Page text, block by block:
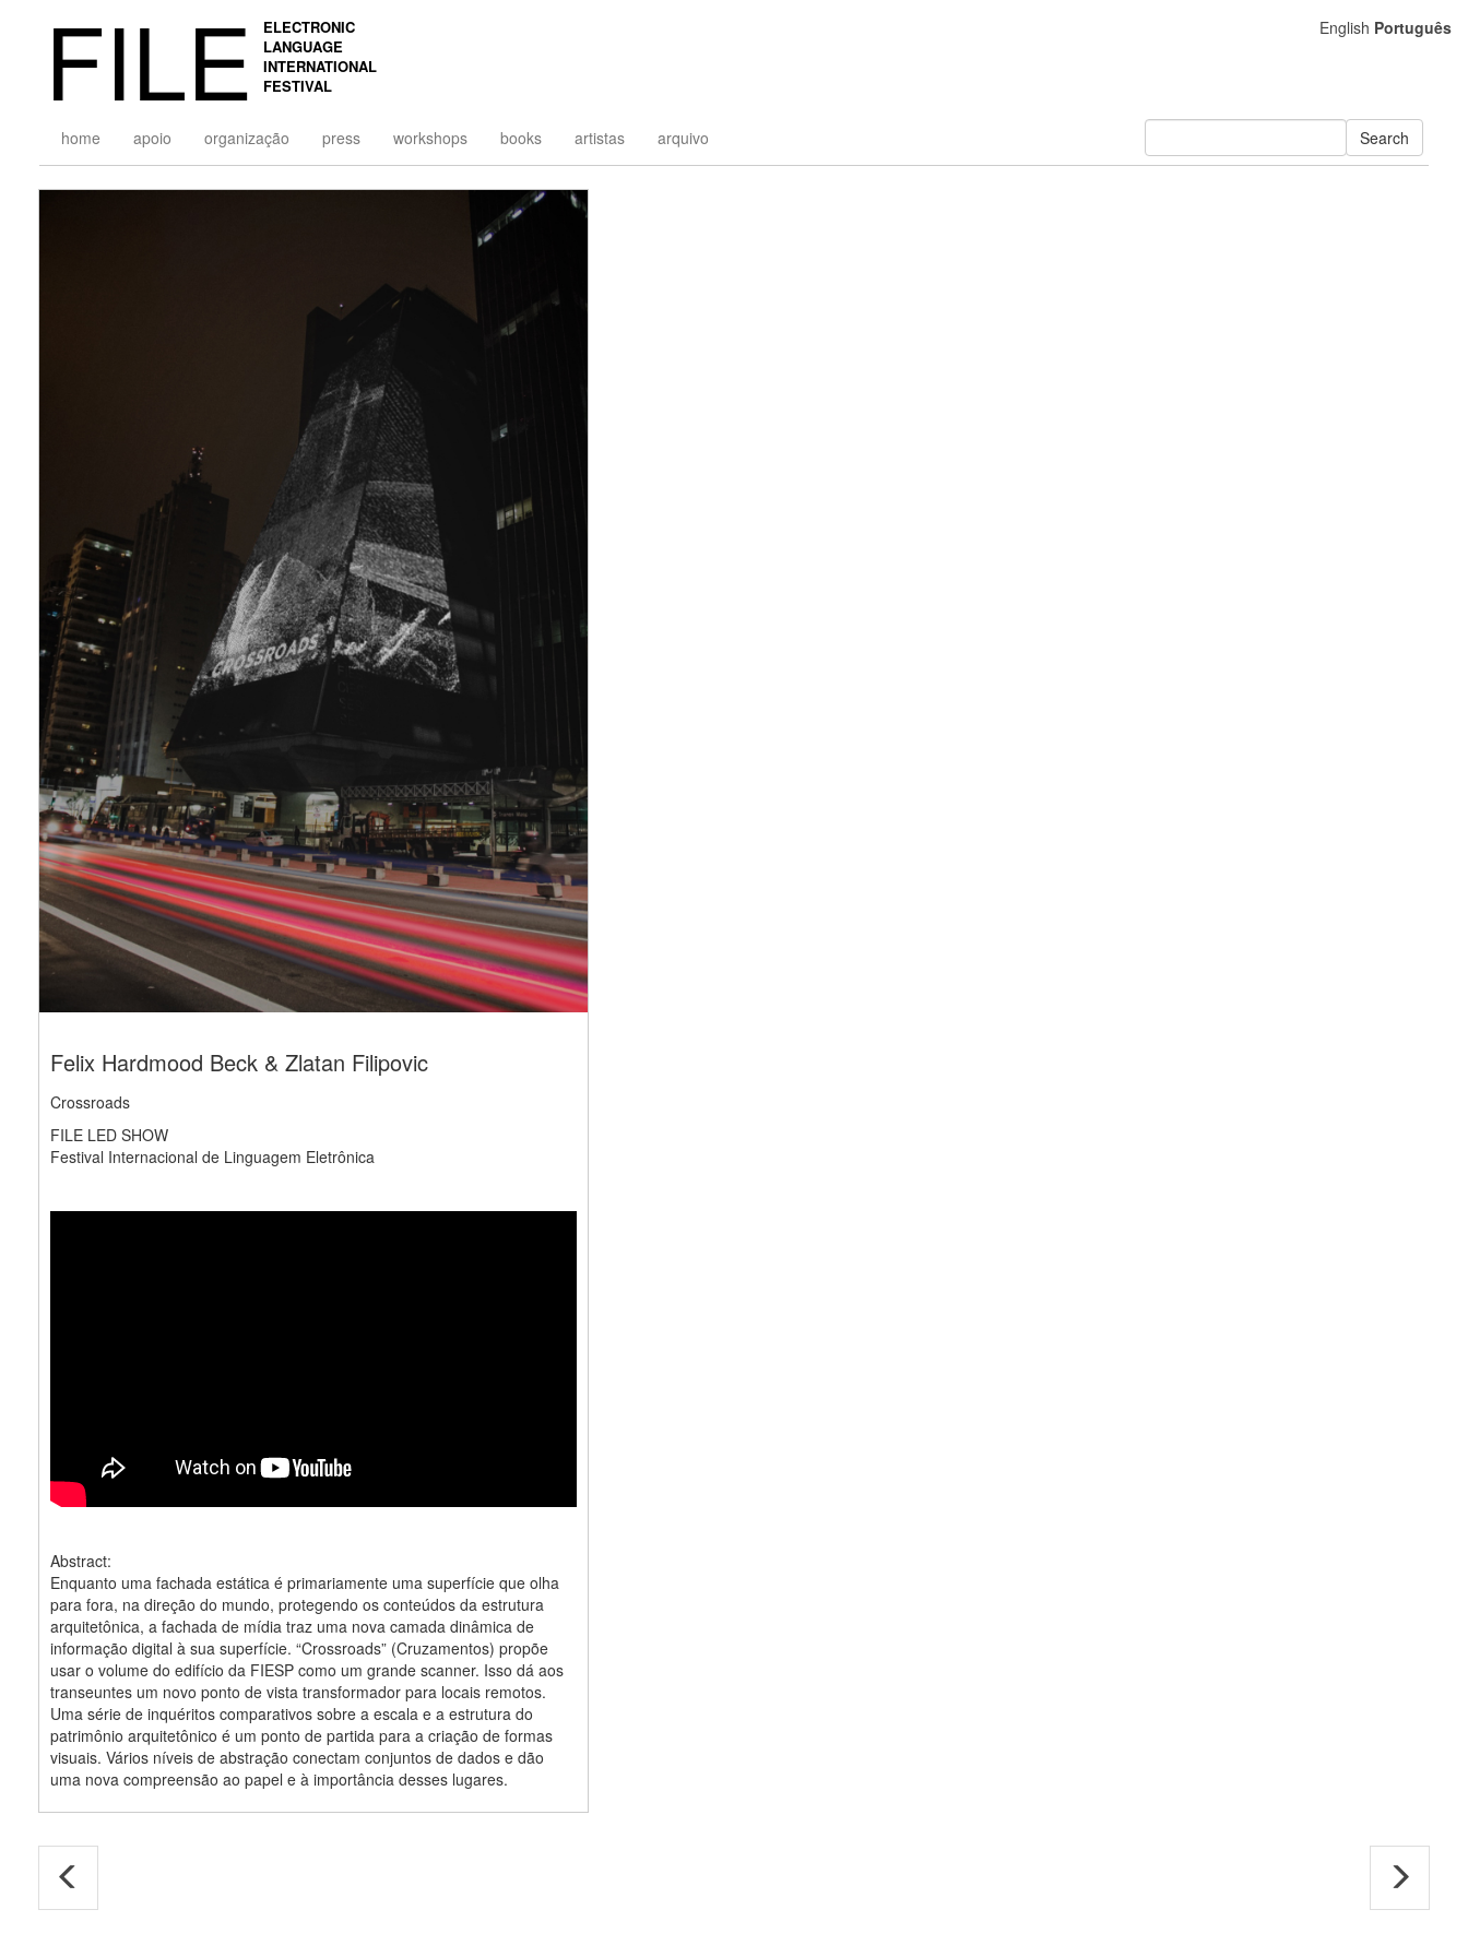
FILE
ELECTRONIC
LANGUAGE
INTERNATIONAL
FESTIVAL
home apoio organização press workshops books artistas arquivo Search
Felix Hardmood Beck & Zlatan Filipovic
Crossroads
FILE LED SHOW
Festival Internacional de Linguagem Eletrônica
Abstract:
Enquanto uma fachada estática é primariamente uma superfície que olha
para fora, na direção do mundo, protegendo os conteúdos da estrutura
arquitetônica, a fachada de mídia traz uma nova camada dinâmica de
informação digital à sua superfície. “Crossroads” (Cruzamentos) propõe
usar o volume do edifício da FIESP como um grande scanner. Isso dá aos
transeuntes um novo ponto de vista transformador para locais remotos.
Uma série de inquéritos comparativos sobre a escala e a estrutura do
patrimônio arquitetônico é um ponto de partida para a criação de formas
visuais. Vários níveis de abstração conectam conjuntos de dados e dão
uma nova compreensão ao papel e à importância desses lugares.
English Português